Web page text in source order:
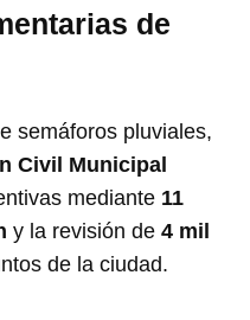
de
semáforos pluviales,
Civil Municipal
mediante 11
y la revisión de4 mil
de la ciudad.